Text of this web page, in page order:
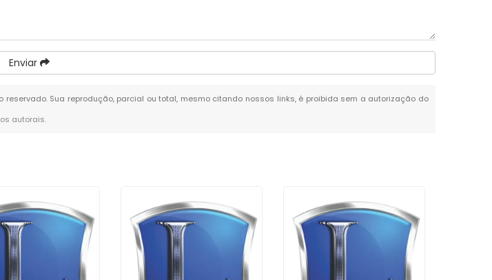
Enviar
reservado. Sua reprodução, parcial ou total, mesmo citando nossos links, é proibida sem a autorização do
autorais.